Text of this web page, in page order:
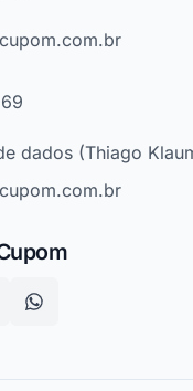
dados (Thiago